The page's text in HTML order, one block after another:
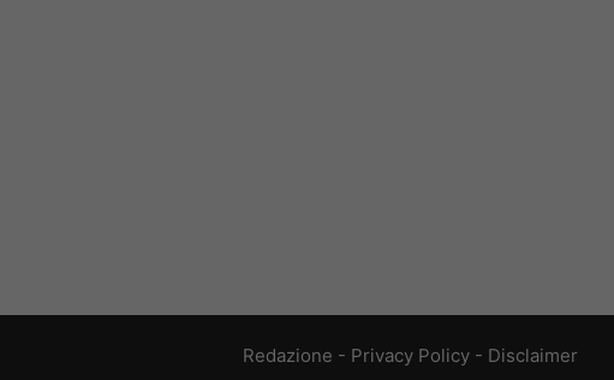
Redazione - Privacy Policy- Disclaimer